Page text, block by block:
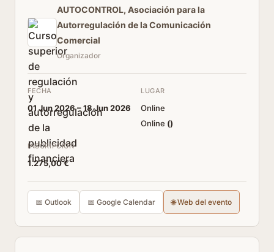
AUTOCONTROL, Asociación para la
Autorregulación de la Comunicación
Comercial
Organizador
FECHA
01 Jun 2026 –18 Jun 2026
LUGAR
Online
Online ()
INSCRIPCIÓN
1.275,00 €
📅 Outlook 📅 Google Calendar 🌐 Web del evento